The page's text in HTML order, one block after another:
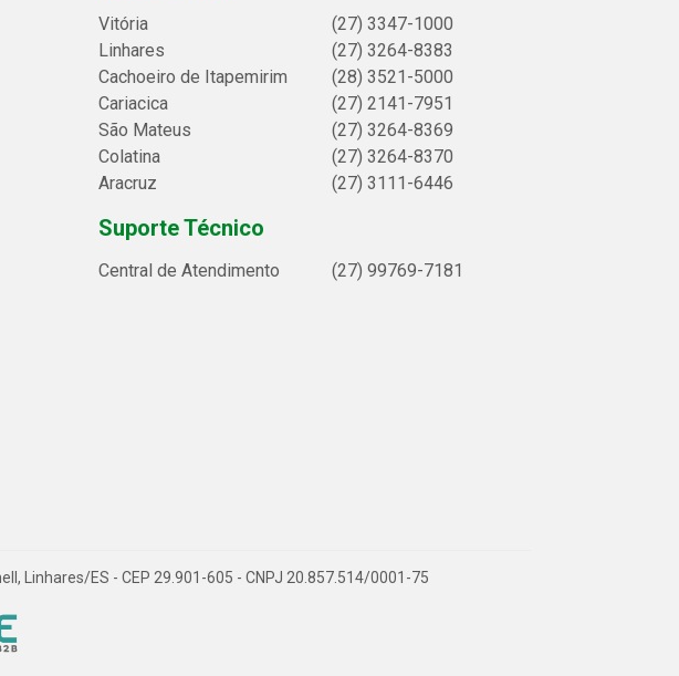
Vitória
(27) 3347-1000
Linhares
(27) 3264-8383
Cachoeiro de Itapemirim
(28) 3521-5000
Cariacica
(27) 2141-7951
São Mateus
(27) 3264-8369
Colatina
(27) 3264-8370
Aracruz
(27) 3111-6446
Suporte Técnico
Central de Atendimento (27) 99769-7181
Linhares/ES - CEP 29.901-605 - CNPJ 20.857.514/0001-75